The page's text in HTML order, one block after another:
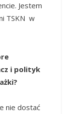
Jestem
TSKN w
i polityk
nie dostać